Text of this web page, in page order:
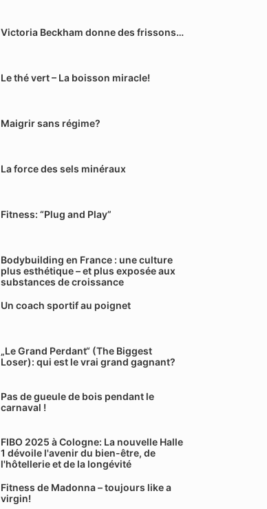
Victoria Beckham donne des frissons…
Le thé vert – La boisson miracle!
Maigrir sans régime?
La force des sels minéraux
Fitness: “Plug and Play”
Bodybuilding en France : une culture
plus esthétique – et plus exposée aux
substances de croissance
Un coach sportif au poignet
„Le Grand Perdant“ (The Biggest
Loser): qui est le vrai grand gagnant?
Pas de gueule de bois pendant le
carnaval !
FIBO 2025 à Cologne: La nouvelle Halle
1 dévoile l'avenir du bien-être, de
l'hôtellerie et de la longévité
Fitness de Madonna – toujours like a
virgin!